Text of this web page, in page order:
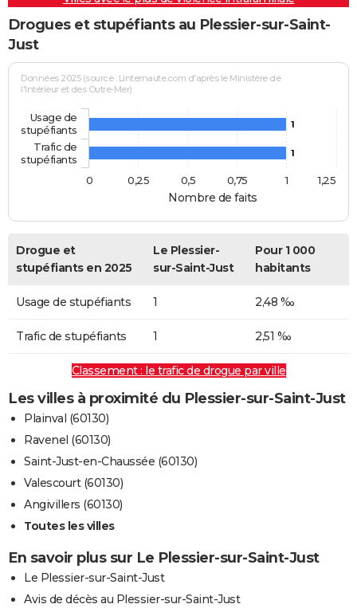
Drogues et stupéfiants au Plessier-sur-Saint-
Just
Nombre de faits
Données 2025 (source : Linternaute.com d'après le Ministère de
l'Intérieur et des Outre-Mer)
1
1
Usage de
stupéfiants
Trafic de
stupéfiants
0
1
0,25 0,5 0,75 1,25
Drogue et
stupéfiants en 2025
Le Plessier-
sur-Saint-Just
Pour 1 000
habitants
Usage de stupéfiants 1 2,48 ‰
Trafic de stupéfiants 1 2,51 ‰
Classement : le trafic de drogue par ville
Les villes à proximité du Plessier-sur-Saint-Just
Plainval (60130)
Ravenel (60130)
Saint-Just-en-Chaussée (60130)
Valescourt (60130)
Angivillers (60130)
Toutes les villes
En savoir plus sur Le Plessier-sur-Saint-Just
Le Plessier-sur-Saint-Just
Avis de décès au Plessier-sur-Saint-Just